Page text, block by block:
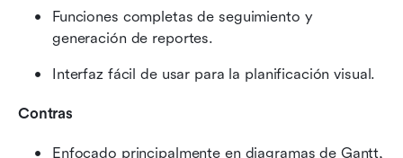
Funciones completas de seguimiento y
generación de reportes.
Interfaz fácil de usar para la planificación visual.
Contras
Enfocado principalmente en diagramas de Gantt,